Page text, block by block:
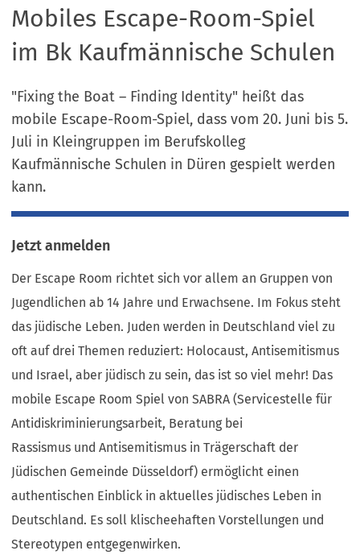
Mobiles Escape-Room-Spiel
im Bk Kaufmännische Schulen
"Fixing the Boat – Finding Identity" heißt das
mobile Escape-Room-Spiel, dass vom 20. Juni bis 5.
Juli in Kleingruppen im Berufskolleg
Kaufmännische Schulen in Düren gespielt werden
kann.
Jetzt anmelden
Der Escape Room richtet sich vor allem an Gruppen von
Jugendlichen ab 14 Jahre und Erwachsene. Im Fokus steht
das jüdische Leben. Juden werden in Deutschland viel zu
oft auf drei Themen reduziert: Holocaust, Antisemitismus
und Israel, aber jüdisch zu sein, das ist so viel mehr! Das
mobile Escape Room Spiel von SABRA (Servicestelle für
Antidiskriminierungsarbeit, Beratung bei
Rassismus und Antisemitismus in Trägerschaft der
Jüdischen Gemeinde Düsseldorf) ermöglicht einen
authentischen Einblick in aktuelles jüdisches Leben in
Deutschland. Es soll klischeehaften Vorstellungen und
Stereotypen entgegenwirken.